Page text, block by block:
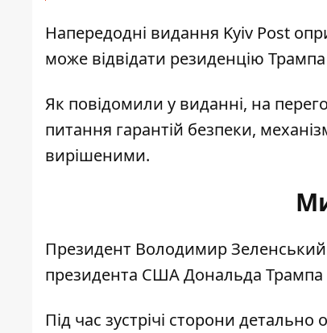
Напередодні видання Kyiv Post
може відвідати резиденцію
Як повідомили у виданні, на
питання гарантій безпеки,
вирішеними.
Президент Володимир Зеленський
президента США Дональда
Під час зустрічі сторони